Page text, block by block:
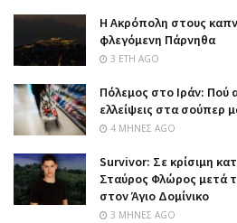
Η Ακρόπολη στους
φλεγόμενη Πάρνηθα
3 ΈΤΗ AGO
Πόλεμος στο Ιράν: Πού
ελλείψεις στα σούπερ
4 ΜΉΝΕΣ AGO
Survivor: Σε κρίσιμη
Σταύρος Φλώρος μετά
στον Άγιο Δομίνικο
3 ΜΉΝΕΣ AGO